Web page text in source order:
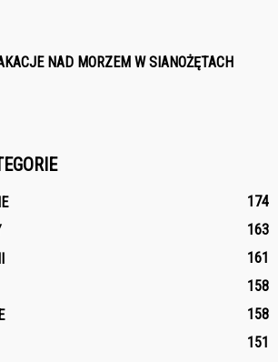
NAD MORZEM W SIANOŻĘTACH
174
163
161
158
158
151